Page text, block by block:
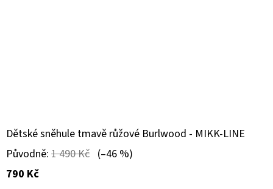
Dětské sněhule tmavě růžové Burlwood - MIKK-LINE
Původně: 1 490 Kč (–46 %)
790 Kč